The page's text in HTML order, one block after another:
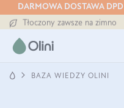
DARMOWA DOSTAWA
Darmowa dostawa od 199 zł
Tłoczony zawsze na zimno
Darmowa dostawa od 199 zł
BAZA WIEDZY OLINI